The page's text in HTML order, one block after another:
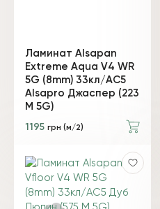
Ламинат Alsapan
Extreme Aqua V4 WR
5G (8mm) 33кл/AC5
Alsapro Джаспер (223
M 5G)
1195 грн (м/2)